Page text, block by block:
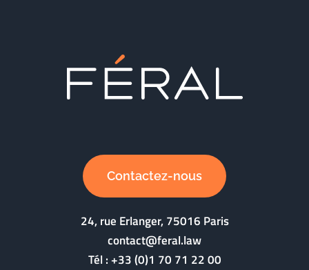
Contactez-nous
24, rue Erlanger, 75016 Paris
contact@feral.law
Tél :+33 (0)1 70 71 22 00